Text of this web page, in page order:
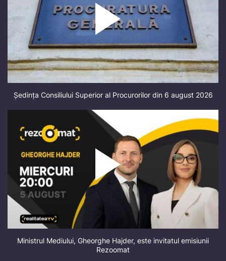
Ședința Consiliului Superior al Procurorilor din 6 august 2026
Ministrul Mediului, Gheorghe Hajder, este invitatul emisiunii
Rezoomat